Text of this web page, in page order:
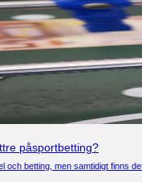
påsportbetting?
och betting, men samtidigt finns